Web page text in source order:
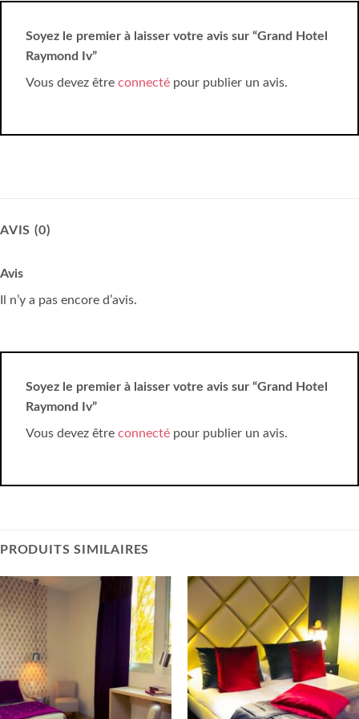
Soyez le premier à laisser votre avis sur “Grand Hotel
Raymond Iv”
Vous devez être connecté pour publier un avis.
AVIS (0)
Avis
Il n’y a pas encore d’avis.
Soyez le premier à laisser votre avis sur “Grand Hotel
Raymond Iv”
Vous devez être connecté pour publier un avis.
PRODUITS SIMILAIRES